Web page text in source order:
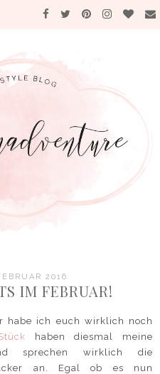
2016
IM FEBRUAR!
habe ich euch wirklich noch
haben diesmal meine
sprechen wirklich die
an. Egal ob es nun